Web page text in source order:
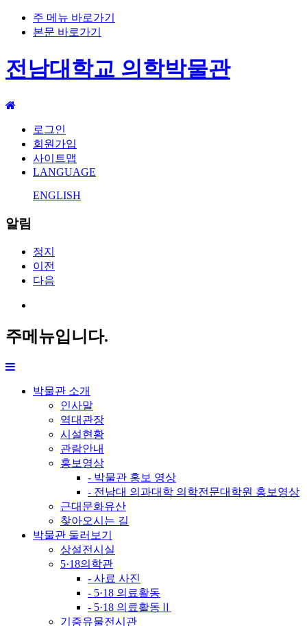
주 메뉴 바로가기
본문 바로가기
전남대학교 의학박물관
로그인
회원가입
사이트맵
LANGUAGE
ENGLISH
알림
정지
이전
다음
주메뉴입니다.
박물관 소개
인사말
역대관장
시설현황
관람안내
홍보영상
- 박물관 홍보 영상
- 전남대 의과대학 의학전문대학원 홍보영상
근대문화유산
찾아오시는 길
박물관 둘러보기
상설전시실
5·18의학관
- 사료 사진
- 5·18 의료활동
- 5·18 의료활동Ⅱ
기증유물전시관